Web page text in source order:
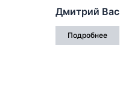
Дмитрий
Подробнее